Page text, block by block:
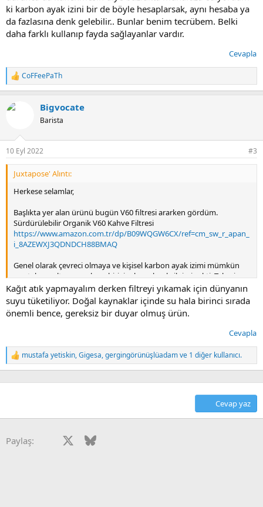
ki karbon ayak izini bir de böyle hesaplarsak, aynı hesaba ya
da fazlasına denk gelebilir.. Bunlar benim tecrübem. Belki
daha farklı kullanıp fayda sağlayanlar vardır.
Cevapla
T
e
k
:
CoFFeePaTh
Bigvocate
Barista
10 Eyl 2022 #3
Juxtapose' Alıntı:
Herkese selamlar,
Başlıkta yer alan ürünü bugün V60 filtresi ararken gördüm.
Sürdürülebilir Organik V60 Kahve Filtresi
https://www.amazon.com.tr/dp/B09WQGW6CX/ref=cm_sw_r_apan_
i_8AZEWXJ3QDNDCH88BMAQ
Genel olarak çevreci olmaya ve kişisel karbon ayak izimi mümkün
mertebe azaltmaya çalışan biriyim bu sebeple ilgimi çekti. Tahmin
ediyorum ki ürün kumaştan ancak malesef satıcı pek bilgi vermemiş.
Bu tarz filtreleri deneyen oldu mu? Kumaş olduğu için başlarda
kahveye etkileri olabileceği aşikar ancak sizce kullanışlılığı nedir?
Kağıt atık yapmayalım derken filtreyi yıkamak için dünyanın
suyu tüketiliyor. Doğal kaynaklar içinde su hala birinci sırada
önemli bence, gereksiz bir duyar olmuş ürün.
Cevapla
T
e
mustafa yetiskin,Gigesa,gergingörünüşlüadamve 1 diğer kullanıcı.
Cevap yaz
Paylaş: Facebook Bluesky